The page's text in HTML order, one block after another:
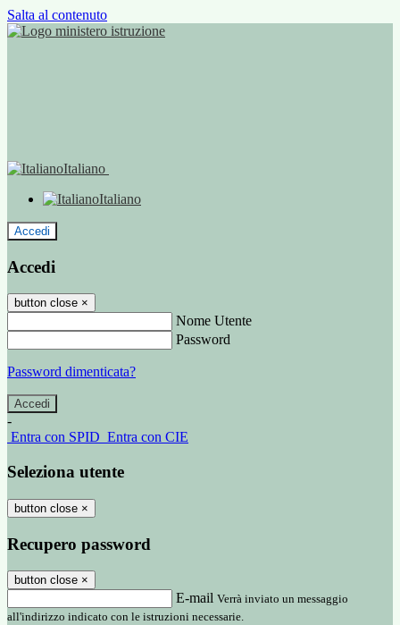
Salta al contenuto
Italiano
Italiano
Accedi
Accedi
button close ×
Nome Utente
Password
Password dimenticata?
-
Entra con SPID Entra con CIE
Seleziona utente
button close ×
Recupero password
button close ×
E-mail Verrà inviato un messaggio
all'indirizzo indicato con le istruzioni necessarie.